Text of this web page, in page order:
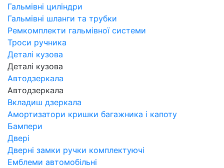
Гальмівні циліндри
Гальмівні шланги та трубки
Ремкомплекти гальмівної системи
Троси ручника
Деталі кузова
Деталі кузова
Автодзеркала
Автодзеркала
Вкладиш дзеркала
Амортизатори кришки багажника і капоту
Бампери
Двері
Дверні замки ручки комплектуючі
Емблеми автомобільні